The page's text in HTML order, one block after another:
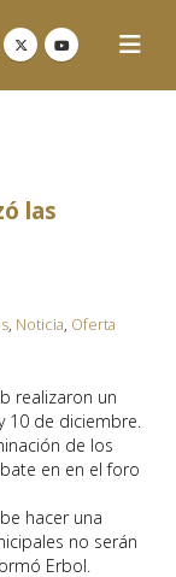
las
, Noticia, Oferta
realizaron un
10 de diciembre.
de los
en en el foro
hacer una
no serán
Erbol.